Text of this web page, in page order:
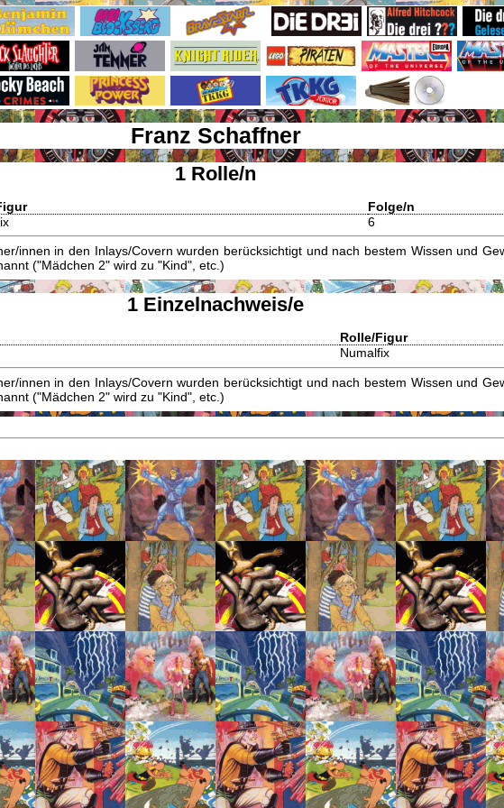
Franz Schaffner
1 Rolle/n
Folge/n
6
innen in den Inlays/Covern wurden berücksichtigt und nach bestem Wissen und
("Mädchen 2" wird zu "Kind", etc.)
1 Einzelnachweis/e
Rolle/Figur
Numalfix
innen in den Inlays/Covern wurden berücksichtigt und nach bestem Wissen und
("Mädchen 2" wird zu "Kind", etc.)